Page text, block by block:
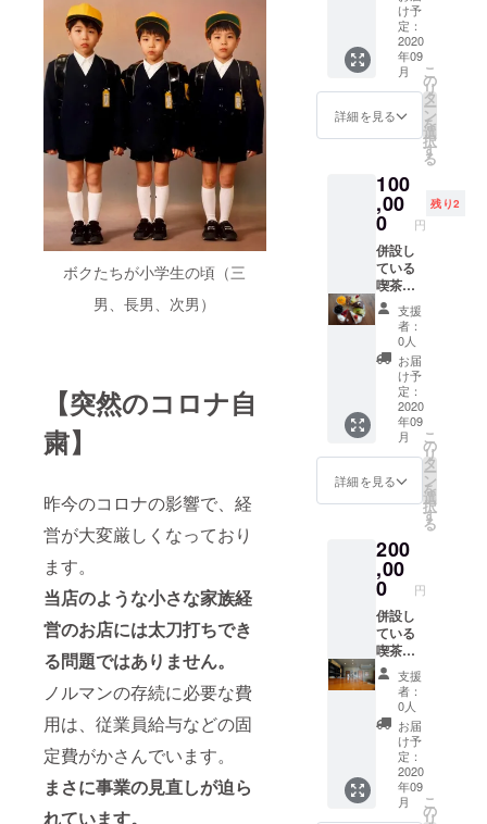
ボクたちが小学生の頃（三
男、長男、次男）
【突然のコロナ自
粛】
昨今のコロナの影響で、経
営が大変厳しくなっており
ます。
当店のような小さな家族経
営のお店には太刀打ちでき
る問題ではありません。
ノルマンの存続に必要な費
用は、従業員給与などの固
定費がかさんでいます。
まさに事業の見直しが迫ら
れています。
者様の
フル
ネーム
or会社
名を店
舗に、
1ヶ月間
ます。
（2020
年9月1
日〜30
日ま
で） ※
支援
時、必
ず備考
欄にご
希望の
お名前
をご記
入くだ
さい。
グ」1ヶ
月通い
放題
（初来
店後か
ら1ヶ月
としま
す） ※
喫茶店
(月)がお
休みで
す ※
ケーキ
バイキ
ング1回
につき
【12個
まで】
とさせ
ていた
だきま
す あわ
せてお
礼の
メール
と活動
報告を
させて
いただ
す。 ま
た、こ
のリ
ターン
ご利用
の支援
者様の
フル
ネーム
or会社
名を店
舗に、
1ヶ月間
掲載さ
せてい
ただき
け予
定：
2020
年09
月
詳細を見る
こ
の
リ
タ
ー
ン
を
選
択
す
る
100
,00
0 円
残り2
併設し
ている
喫茶店
で
「ケー
キバイ
キン
グ」2ヶ
月通い
放題
（初来
店後か
ら2ヶ月
としま
す） ※
喫茶店
(月)がお
休みで
す ※
ケーキ
バイキ
ング1回
につき
【12個
まで】
とさせ
ていた
だきま
す あわ
せてお
礼の
メール
支援
者：
0人
お届
け予
定：
2020
年09
月
詳細を見る
こ
の
リ
タ
ー
ン
を
選
択
す
る
200
,00
0 円
併設し
ている
喫茶店
でのご
飲食を
「1ヶ月
無料
サービ
ス」致
しま
す。
（初来
支援
者：
0人
お届
け予
定：
2020
年09
月
こ
の
リ